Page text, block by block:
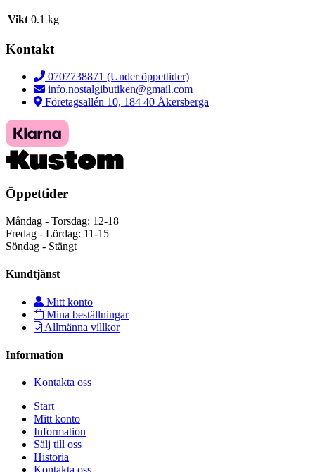
Vikt 0.1 kg
Kontakt
0707738871 (Under öppettider)
info.nostalgibutiken@gmail.com
Företagsallén 10, 184 40 Åkersberga
Öppettider
Måndag - Torsdag: 12-18
Fredag - Lördag: 11-15
Söndag - Stängt
Kundtjänst
Mitt konto
Mina beställningar
Allmänna villkor
Information
Kontakta oss
Start
Mitt konto
Information
Sälj till oss
Historia